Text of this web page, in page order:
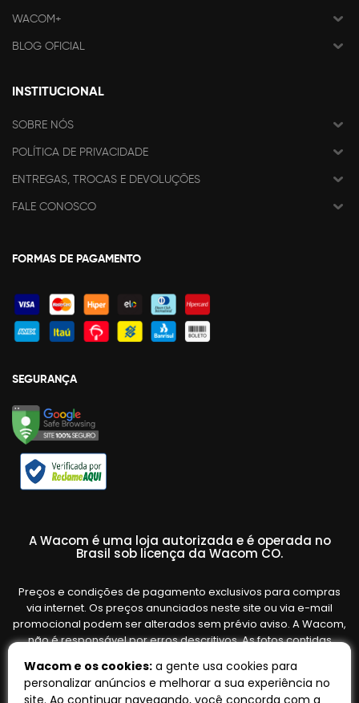
WACOM+
BLOG OFICIAL
INSTITUCIONAL
SOBRE NÓS
POLÍTICA DE PRIVACIDADE
ENTREGAS, TROCAS E DEVOLUÇÕES
FALE CONOSCO
FORMAS DE PAGAMENTO
SEGURANÇA
A Wacom é uma loja autorizada e é operada no
Brasil sob licença da Wacom CO.
Preços e condições de pagamento exclusivos para compras
via internet. Os preços anunciados neste site ou via e-mail
promocional podem ser alterados sem prévio aviso. A Wacom,
não é responsável por erros descritivos. As fotos contidas
variar de acordo com o fornecedor/lote do fabricante. Ofertas
válidas até o término de nossos estoques. Vendas sujeitas à
Wacom e os cookies: a gente usa cookies para
personalizar anúncios e melhorar a sua experiência no
site. Ao continuar navegando, você concorda com a